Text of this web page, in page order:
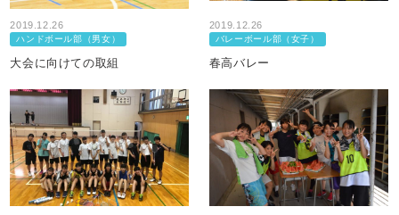
2019.12.26
ハンドボール部（男女）
大会に向けての取組
2019.12.26
バレーボール部（女子）
春高バレー